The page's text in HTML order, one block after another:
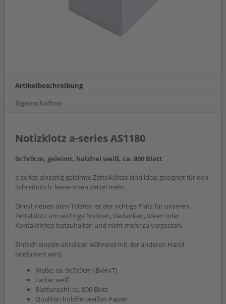
Artikelbeschreibung
Eigenschaften
Notizklotz a-series AS1180
9x7x9cm, geleimt, holzfrei weiß, ca. 800 Blatt
a-series einseitig geleimte Zettelklötze sind ideal geeignet für den
Schreibtisch: keine losen Zettel mehr.
Direkt neben dem Telefon ist der richtige Platz für unseren
Zettelklotz um wichtige Notizen, Gedanken, Ideen oder
Kontaktinfos festzuhalten und nicht mehr zu vergessen.
Einfach einzeln abreißen während mit der anderen Hand
telefoniert wird.
Maße: ca. 9x7x9cm (BxHxT)
Farbe: weiß
Blattanzahl: ca. 800 Blatt
Qualität: holzfrei weißes Papier